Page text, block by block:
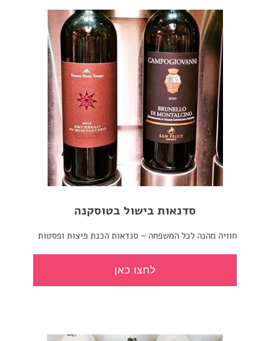
סדנאות בישול בטוסקנה
חוויה מהנה לכל המשפחה – סנדאות הכנת פיצות ופסטות
לחצו כאן